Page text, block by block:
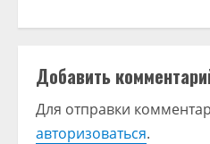
ж
и
Добавить
Для отправки
авторизоваться.